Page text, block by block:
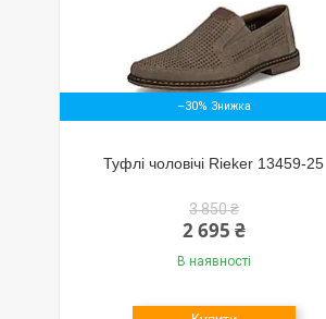
–30%
Туфлі чоловічі Rieker 13459-25
3 850 ₴
2 695 ₴
В наявності